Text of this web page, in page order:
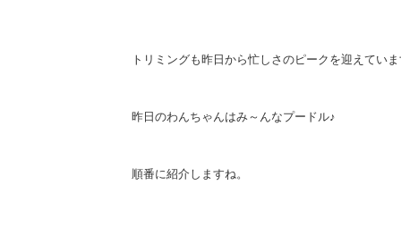
トリミングも昨日から忙しさのピークを迎えてい
昨日のわんちゃんはみ～んなプードル♪
順番に紹介しますね。